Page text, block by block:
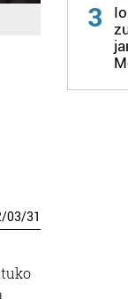
/03/31
3